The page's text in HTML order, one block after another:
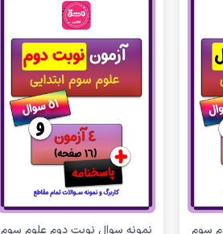
سوم نمونه سوال نوبت دوم علوم سوم